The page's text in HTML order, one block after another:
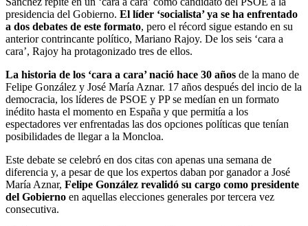
presidencia del Gobierno. El líder ‘socialista’ ya se ha enfrentado
a dos debates de este formato, pero el récord sigue estando en su
anterior contrincante político, Mariano Rajoy. De los seis ‘cara a
cara’, Rajoy ha protagonizado tres de ellos.
La historia de los ‘cara a cara’ nació hace 30 años de la mano de
Felipe González y José María Aznar. 17 años después del incio de la
democracia, los líderes de PSOE y PP se medían en un formato
inédito hasta el momento en España y que permitía a los
espectadores ver enfrentadas las dos opciones políticas que tenían
posibilidades de llegar a la Moncloa.
Este debate se celebró en dos citas con apenas una semana de
diferencia y, a pesar de que los expertos daban por ganador a José
María Aznar, Felipe González revalidó su cargo como presidente
del Gobierno en aquellas elecciones generales por tercera vez
consecutiva.